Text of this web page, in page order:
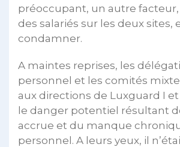
préoccupant, un autre facteur,
des salariés sur les deux sites,
condamner.
A maintes reprises, les
personnel et les comités
aux directions de Luxguard I
le danger potentiel résultant
accrue et du manque
personnel. A leurs yeux, il